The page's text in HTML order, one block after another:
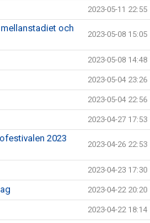
2023-05-11 22:55
och
2023-05-08 15:05
2023-05-08 14:48
2023-05-04 23:26
2023-05-04 22:56
2023-04-27 17:53
2023
2023-04-26 22:53
2023-04-23 17:30
2023-04-22 20:20
2023-04-22 18:14